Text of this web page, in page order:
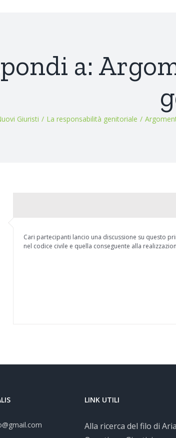
a:
Giuristi / La responsabilità genitoriale /
Cari partecipanti lancio una discussione su questo
nel codice civile e quella conseguente alla
LINK UTILI
Alla ricerca del filo di